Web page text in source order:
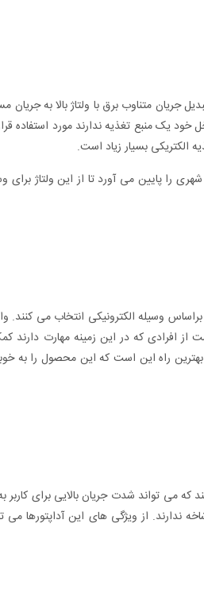
جریان متناوب برق با ولتاژ بالا به جریان
خود یک منبع تغذیه ندارند مورد استفاده
الکتریکی بسیار زیاد است.
را پایین می آورد تا از این ولتاژ برای
وسیله الکترونیکی انتخاب می کنند.
افرادی که در این زمینه مهارت دارند
راه این است که این محصول را به
می تواند شدت جریان بالایی برای کاربر
از ویژگی های این آداپتورها می